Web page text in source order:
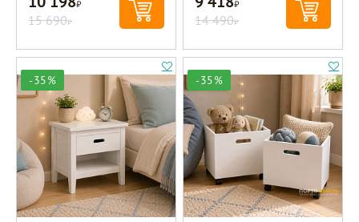
15 690Р 14 490Р
-35% -35%